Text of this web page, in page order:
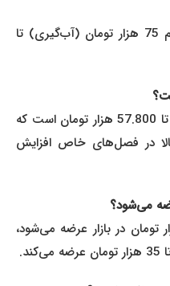
قیمت پرتقال در بازار از هر کیلوگرم 75 هزار تومان (آب‌گیری) تا
قیمت گوجه‌فرنگی در بازار 49.800 تا 57.800 هزار تومان است که
در فصل‌های خاص افزایش
می‌شود؟
55 تا 85 هزار تومان در بازار عرضه می‌شود،